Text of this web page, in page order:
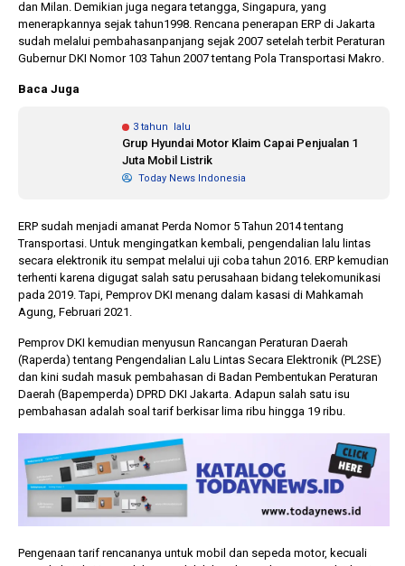
dan Milan. Demikian juga negara tetangga, Singapura, yang
menerapkannya sejak tahun1998. Rencana penerapan ERP di Jakarta
sudah melalui pembahasanpanjang sejak 2007 setelah terbit Peraturan
Gubernur DKI Nomor 103 Tahun 2007 tentang Pola Transportasi Makro.
Baca Juga
3 tahun lalu
Grup Hyundai Motor Klaim Capai Penjualan 1
Juta Mobil Listrik
Today News Indonesia
ERP sudah menjadi amanat Perda Nomor 5 Tahun 2014 tentang
Transportasi. Untuk mengingatkan kembali, pengendalian lalu lintas
secara elektronik itu sempat melalui uji coba tahun 2016. ERP kemudian
terhenti karena digugat salah satu perusahaan bidang telekomunikasi
pada 2019. Tapi, Pemprov DKI menang dalam kasasi di Mahkamah
Agung, Februari 2021.
Pemprov DKI kemudian menyusun Rancangan Peraturan Daerah
(Raperda) tentang Pengendalian Lalu Lintas Secara Elektronik (PL2SE)
dan kini sudah masuk pembahasan di Badan Pembentukan Peraturan
Daerah (Bapemperda) DPRD DKI Jakarta. Adapun salah satu isu
pembahasan adalah soal tarif berkisar lima ribu hingga 19 ribu.
Pengenaan tarif rencananya untuk mobil dan sepeda motor, kecuali
Pilkada 2024, Legislator
Ragukan SDM Bawaslu
Keputusan
Capres-